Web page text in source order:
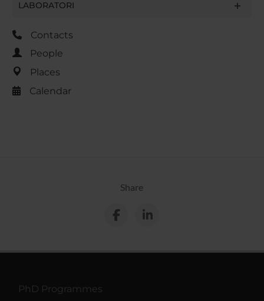
LABORATORI
Contacts
People
Places
Calendar
Share
PhD Programmes